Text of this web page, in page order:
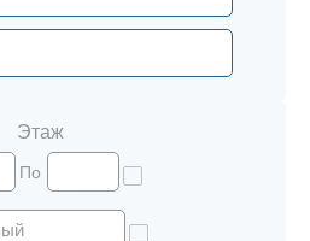
Этаж
По